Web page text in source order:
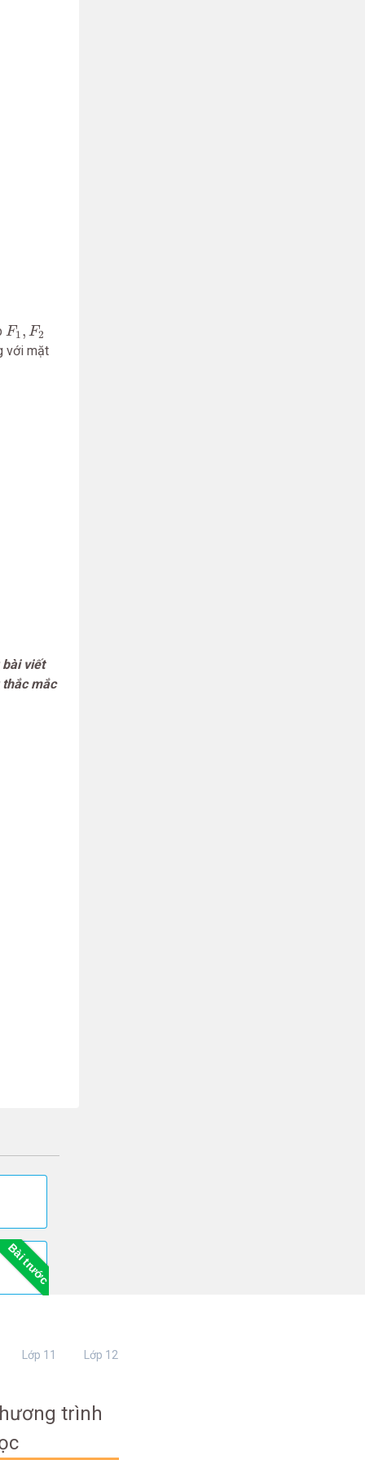
F1, F2
F1 F2
với mặt
viết
mắc
Bài trước
Lớp 11 Lớp 12
trình